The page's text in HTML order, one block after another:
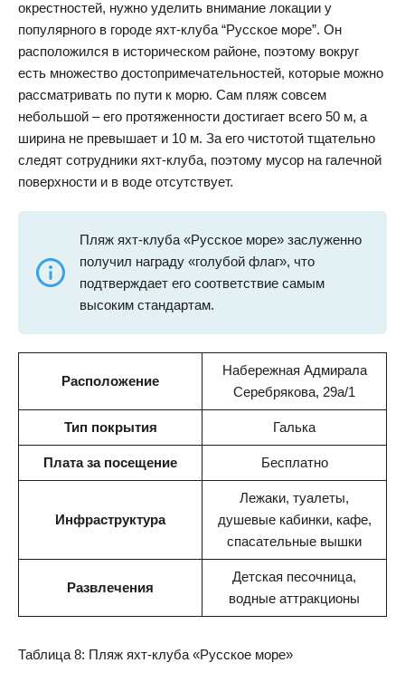
окрестностей, нужно уделить внимание локации у
популярного в городе яхт-клуба “Русское море”. Он
расположился в историческом районе, поэтому вокруг
есть множество достопримечательностей, которые можно
рассматривать по пути к морю. Сам пляж совсем
небольшой – его протяженности достигает всего 50 м, а
ширина не превышает и 10 м. За его чистотой тщательно
следят сотрудники яхт-клуба, поэтому мусор на галечной
поверхности и в воде отсутствует.
Пляж яхт-клуба «Русское море» заслуженно
получил награду «голубой флаг», что
подтверждает его соответствие самым
высоким стандартам.
Расположение
Набережная Адмирала
Серебрякова, 29а/1
Тип покрытия Галька
Плата за посещение Бесплатно
Инфраструктура
Лежаки, туалеты,
душевые кабинки, кафе,
спасательные вышки
Развлечения
Детская песочница,
водные аттракционы
Таблица 8: Пляж яхт-клуба «Русское море»